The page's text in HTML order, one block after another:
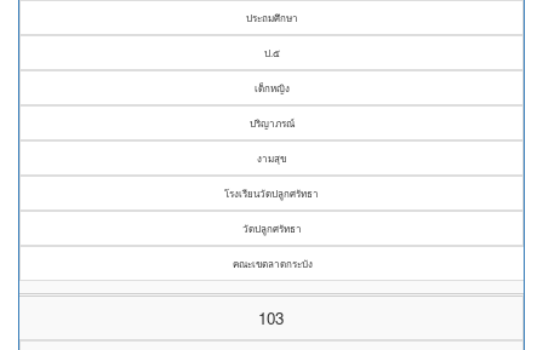
ประถมศึกษา
ป.๕
เด็กหญิง
ปริญาภรณ์
งามสุข
โรงเรียนวัดปลูกศรัทธา
วัดปลูกศรัทธา
คณะเขตลาดกระบัง
103